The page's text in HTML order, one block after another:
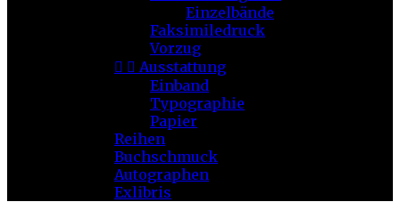
Einzelbände
Faksimiledruck
Vorzug
  Ausstattung
Einband
Typographie
Papier
Reihen
Buchschmuck
Autographen
Exlibris